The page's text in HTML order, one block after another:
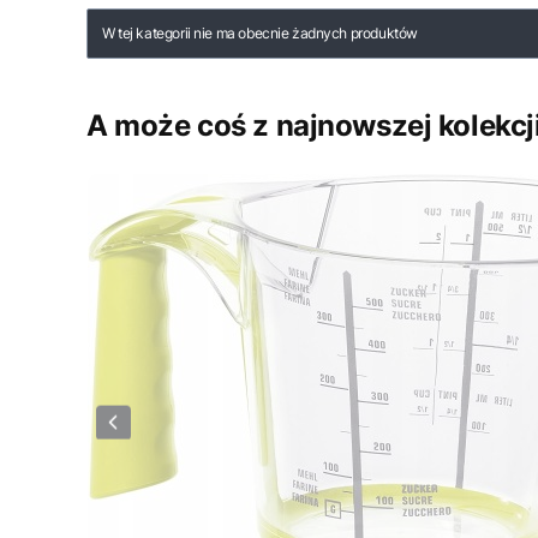
Lista produktów
W tej kategorii nie ma obecnie żadnych produktów
A może coś z najnowszej